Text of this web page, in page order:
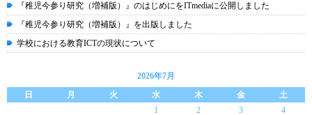
『稚児今参り研究（増補版）』のはじめにをITmediaに公開しました
『稚児今参り研究（増補版）』を出版しました
学校における教育ICTの現状について
2026年7月
日
月 火 水 木 金
土
1
2 3
4